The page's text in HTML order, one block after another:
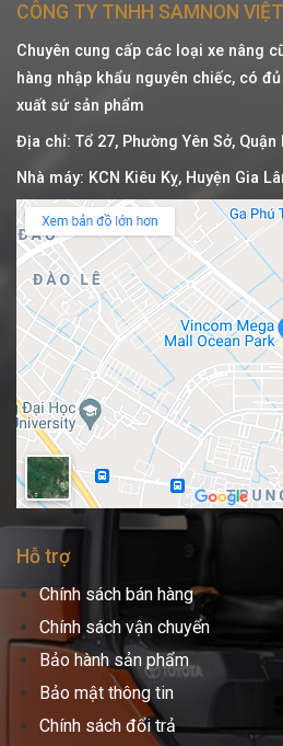
CÔNG TY TNHH SAMNON
Chuyên cung cấp các loại xe nâng
hàng nhập khẩu nguyên chiếc, có
xuất sứ sản phẩm
Địa chỉ: Tổ 27, Phường Yên Sở,
Nhà máy: KCN Kiêu Kỵ, Huyện Gia
Hỗ trợ
Chính sách bán hàng
Chính sách vận chuyển
Bảo hành sản phẩm
Bảo mật thông tin
Chính sách đổi trả